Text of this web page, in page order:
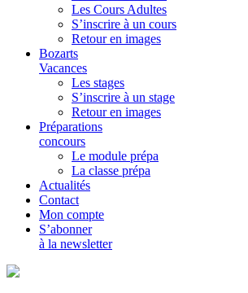
Les Cours Adultes
S’inscrire à un cours
Retour en images
Bozarts
Vacances
Les stages
S’inscrire à un stage
Retour en images
Préparations
concours
Le module prépa
La classe prépa
Actualités
Contact
Mon compte
S’abonner
à la newsletter